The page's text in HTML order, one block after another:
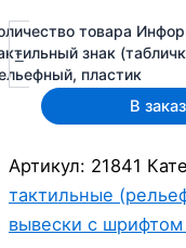
-
товара
знак
пластик
В заказ
Артикул: 21841
тактильные
вывески с шрифтом